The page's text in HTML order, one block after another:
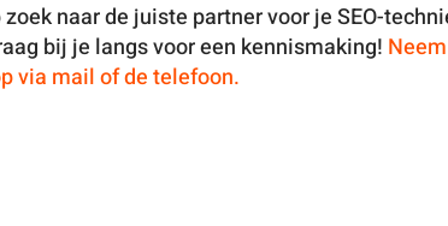
naar de juiste partner voor je SEO-
bij je langs voor een kennismaking!
via mail of de telefoon.